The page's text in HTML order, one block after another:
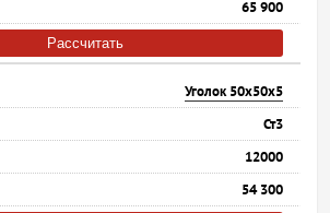
65 900
Рассчитать
Уголок 50х50х5
Ст3
12000
54 300